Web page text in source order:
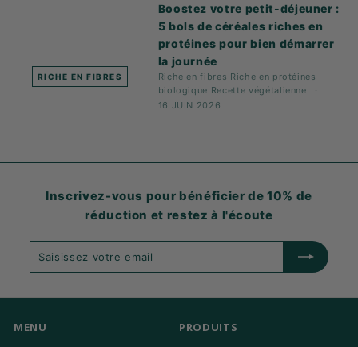
RICHE EN FIBRES
Boostez votre petit-déjeuner :
5 bols de céréales riches en
protéines pour bien démarrer
la journée
Riche en fibres Riche en protéines
biologique Recette végétalienne
16 JUIN 2026
Inscrivez-vous pour bénéficier de 10% de
réduction et restez à l'écoute
MENU PRODUITS